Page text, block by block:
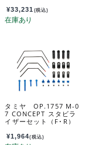
ーシ） 58719
¥33,231 (税込)
タミヤ OP.1757 M-0
7 CONCEPT スタビラ
イザーセット（F･R）
¥1,964(税込)